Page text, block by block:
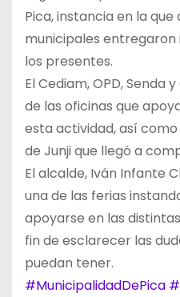
Pica, instancia en la
municipales
los presentes.
El Cediam, OPD, Senda
de las oficinas que
esta actividad, así
de Junji que llegó a
El alcalde, Iván Infante
una de las ferias
apoyarse en las
fin de esclarecer las
puedan tener.
#MunicipalidadDePica